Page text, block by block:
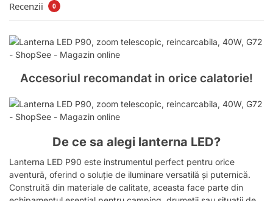
Recenzii 0
Accesoriul recomandat in orice calatorie!
De ce sa alegi lanterna LED?
Lanterna LED P90 este instrumentul perfect pentru orice
aventură, oferind o soluție de iluminare versatilă și puternică.
Construită din materiale de calitate, aceasta face parte din